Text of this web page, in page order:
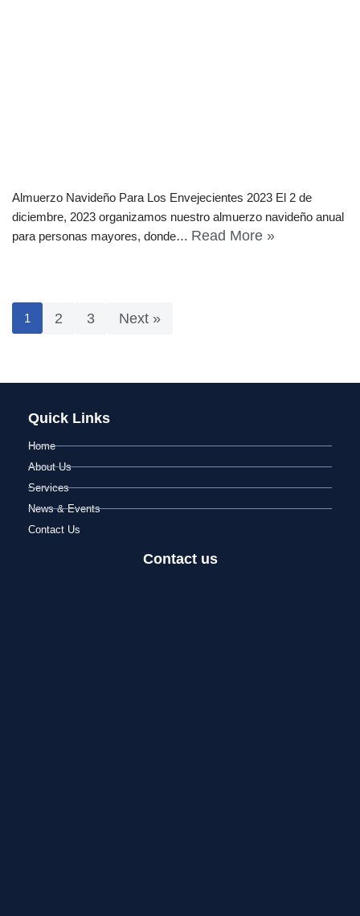
Almuerzo Navideño Para Los Envejecientes 2023 El 2 de
diciembre, 2023 organizamos nuestro almuerzo navideño anual
para personas mayores, donde… Read More »
1 2 3 Next »
Quick Links
Home
About Us
Services
News & Events
Contact Us
Contact us